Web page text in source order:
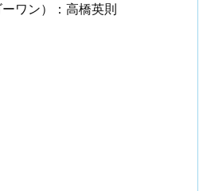
ワン）：高橋英則